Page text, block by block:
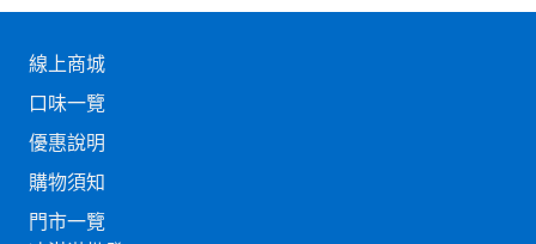
線上商城
口味一覽
優惠說明
購物須知
門市一覽